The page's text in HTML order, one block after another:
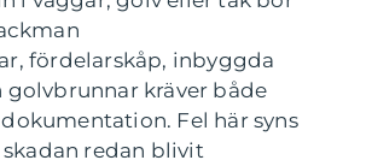
fördelarskåp, inbyggda
golvbrunnar kräver både
Fel här syns
redan blivit